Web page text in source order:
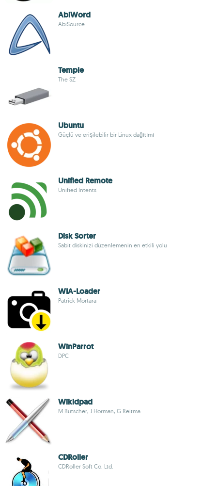
AbiWord
AbiSource
Temple
The SZ
Ubuntu
Güçlü ve erişilebilir bir Linux dağıtımı
Unified Remote
Unified Intents
Disk Sorter
Sabit diskinizi düzenlemenin en etkili yolu
WIA-Loader
Patrick Mortara
WinParrot
DPC
Wikidpad
M.Butscher, J.Horman, G.Reitma
CDRoller
CDRoller Soft Co. Ltd.